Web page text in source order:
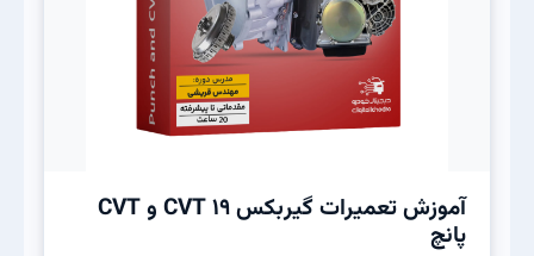
آموزش تعمیرات گیربکس CVT 19 و CVT
پانچ